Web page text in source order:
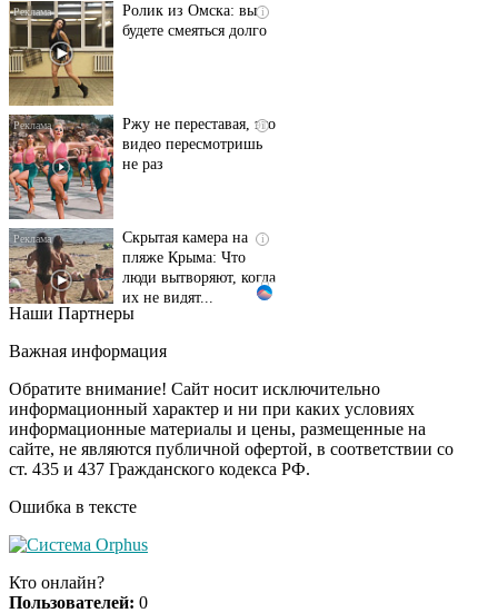
видео пересмотришь
не раз
пляже Крыма: Что
люди вытворяют, когда
их не видят...
Ролик длится
смеяться вы будете
долго
i
Королева вагона
отожгла! Видео не
оставит равнодушным
Наши Партнеры
Важная информация
Обратите внимание! Сайт носит исключительно
информационный характер и ни при каких условиях
информационные материалы и цены, размещенные на
сайте, не являются публичной офертой, в соответствии со
ст. 435 и 437 Гражданского кодекса РФ.
Ошибка в тексте
Кто онлайн?
Пользователей: 0